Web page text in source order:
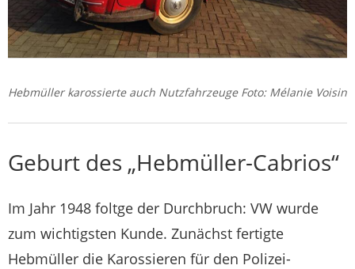
Hebmüller karossierte auch Nutzfahrzeuge Foto: Mélanie Voisin
Geburt des „Hebmüller-Cabrios“
Im Jahr 1948 foltge der Durchbruch: VW wurde
zum wichtigsten Kunde. Zunächst fertigte
Hebmüller die Karossieren für den Polizei-